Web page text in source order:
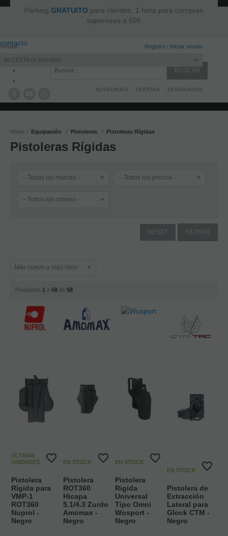
Parking GRATUITO para clientes, 1 hora para compras
superiores a 60€
contacto Registro / Iniciar sesión
MI CESTA 0 artículos
NOVEDADES OFERTAS DESTACADOS
Home Equipación Pistoleras Pistoleras Rígidas
Pistoleras Rígidas
Productos 1 a 58 de 58
ÚLTIMAS
UNIDADES
Pistolera
Rígida para
VMP-1
ROT360
Nuprol -
Negro
EN STOCK
Pistolera
ROT360
Hicapa
5.1/4.3 Zurdo
Amomax -
Negro
EN STOCK
Pistolera
Rigida
Universal
Tipo Omni
Wosport -
Negro
EN STOCK
Pistolera de
Extracción
Lateral para
Glock CTM -
Negro